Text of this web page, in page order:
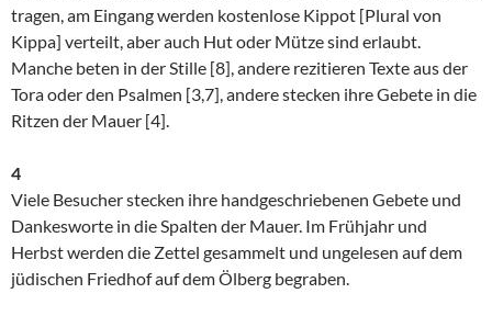
tragen, am Eingang werden kostenlose Kippot [Plural von
Kippa] verteilt, aber auch Hut oder Mütze sind erlaubt.
Manche beten in der Stille [8], andere rezitieren Texte aus der
Tora oder den Psalmen [3,7], andere stecken ihre Gebete in die
Ritzen der Mauer [4].
4
Viele Besucher stecken ihre handgeschriebenen Gebete und
Dankesworte in die Spalten der Mauer. Im Frühjahr und
Herbst werden die Zettel gesammelt und ungelesen auf dem
jüdischen Friedhof auf dem Ölberg begraben.